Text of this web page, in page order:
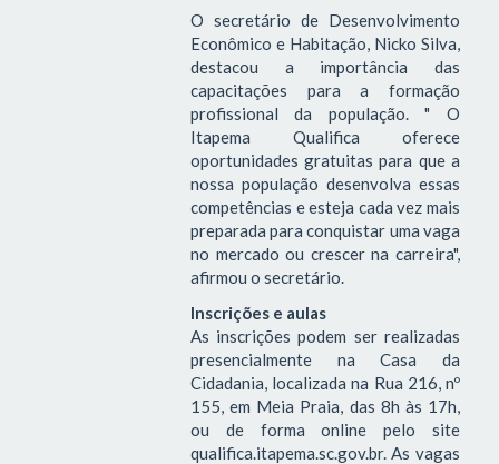
O secretário de Desenvolvimento
Econômico e Habitação, Nicko Silva,
destacou a importância das
capacitações para a formação
profissional da população. " O
Itapema Qualifica oferece
oportunidades gratuitas para que a
nossa população desenvolva essas
competências e esteja cada vez mais
preparada para conquistar uma vaga
no mercado ou crescer na carreira",
afirmou o secretário.
Inscrições e aulas
As inscrições podem ser realizadas
presencialmente na Casa da
Cidadania, localizada na Rua 216, nº
155, em Meia Praia, das 8h às 17h,
ou de forma online pelo site
qualifica.itapema.sc.gov.br. As vagas